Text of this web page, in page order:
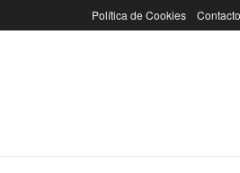
Política de Cookies Contacto